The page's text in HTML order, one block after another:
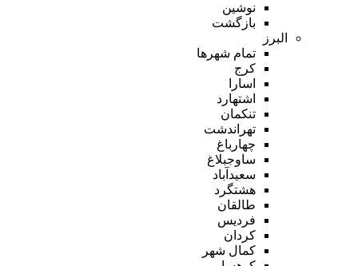
نوشین
بازگشت
البرز
تمام شهر‌ها
کرج
اسارا
اشتهارد
تنکمان
تهراندشت
چهارباغ
ساوجبلاغ
سعیدآباد
هشتگرد
طالقان
فردیس
کردان
کمال شهر